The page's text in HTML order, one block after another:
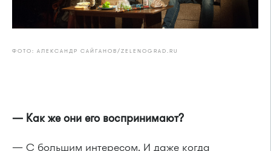
ФОТО: АЛЕКСАНДР САЙГАНОВ/ZELENOGRAD.RU
— Как же они его воспринимают?
— С большим интересом. И даже когда